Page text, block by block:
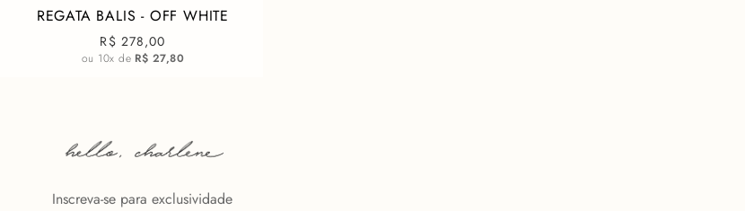
REGATA BALIS - OFF WHITE
R$ 278,00
ou 10x de R$ 27,80
Inscreva-se para exclusividade